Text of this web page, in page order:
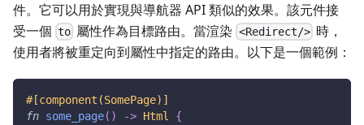
件。它可以用於實現與導航器 API 類似的效果。該元件接
受一個 to 屬性作為目標路由。當渲染 <Redirect/>時，
使用者將被重定向到屬性中指定的路由。以下是一個範例：
#[component(SomePage)]
fn some_page( ) -> Html
{